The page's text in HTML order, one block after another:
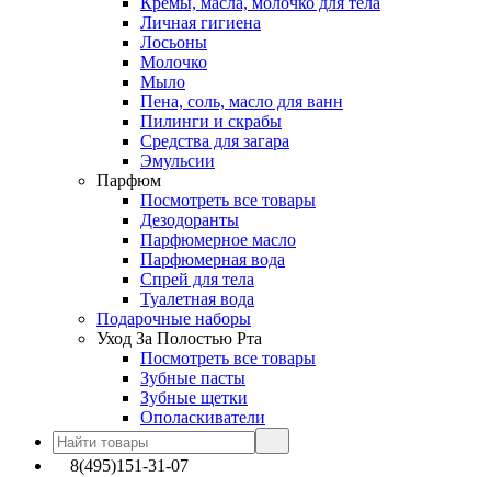
Личная гигиена
Лосьоны
Молочко
Мыло
Пена, соль, масло для ванн
Пилинги и скрабы
Средства для загара
Эмульсии
Парфюм
Посмотреть все товары
Дезодоранты
Парфюмерное масло
Парфюмерная вода
Спрей для тела
Туалетная вода
Подарочные наборы
Уход За Полостью Рта
Посмотреть все товары
Зубные пасты
Зубные щетки
Ополаскиватели
8(495)151-31-07